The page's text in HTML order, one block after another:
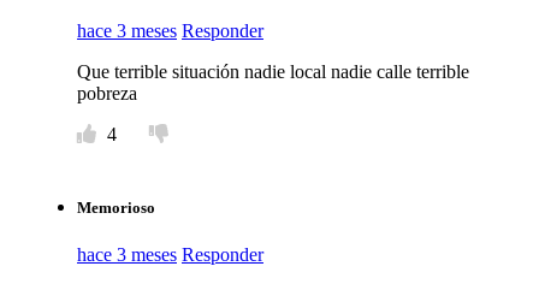
hace 3 meses Responder
Que terrible situación nadie local nadie calle terrible
pobreza
4
Memorioso
hace 3 meses Responder